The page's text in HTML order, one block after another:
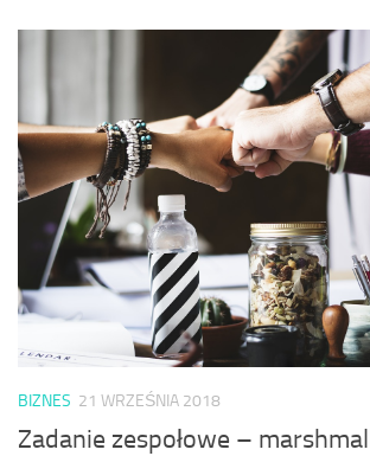
BIZNES 21 WRZEŚNIA 2018
Zadanie zespołowe –